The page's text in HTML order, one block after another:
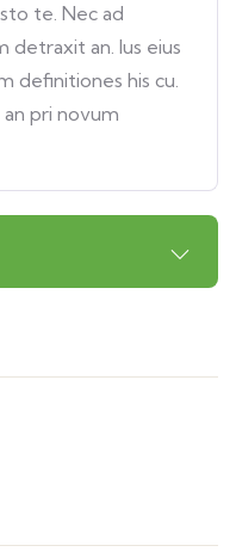
te. Nec ad
detraxit an. Ius eius
definitiones his cu.
pri novum